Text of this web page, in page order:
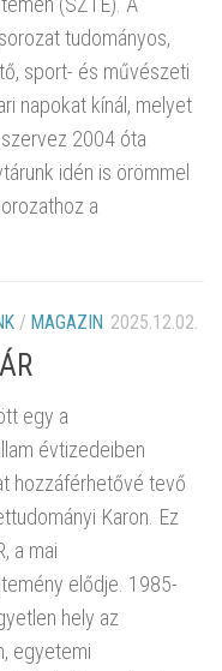
tudományos,
sport- és művészeti
napokat kínál, melyet
2004 óta
idén is örömmel
a
/ MAGAZIN 2025.12.02.
egy a
évtizedeiben
hozzáférhetővé tevő
Karon. Ez
a mai
elődje. 1985-
hely az
egyetemi